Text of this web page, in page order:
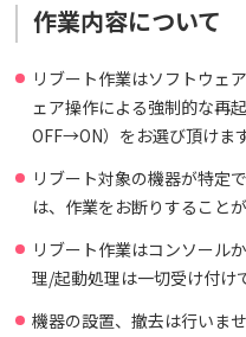
作業内容について
リブート作業はソフトウェ
ェア操作による強制的な再
OFF→ON）をお選び頂けま
リブート対象の機器が特定
は、作業をお断りすることが
リブート作業はコンソール
理/起動処理は一切受け付け
機器の設置、撤去は行いませ